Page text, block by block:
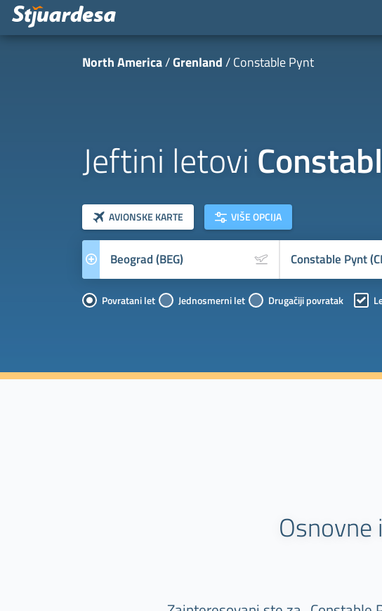
North America Grenland Constable Pynt
Jeftini letovi
AVIONSKE KARTE Prevoznik
klasa letova
VIŠE OPCIJA
Povratani let Jednosmerni let Drugačiji povratak